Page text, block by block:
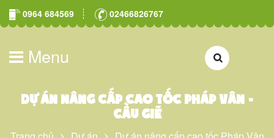
0964 684569 02466826767
Menu
Dự án nâng cấp cao tốc Pháp Vân -
Cầu Giẽ